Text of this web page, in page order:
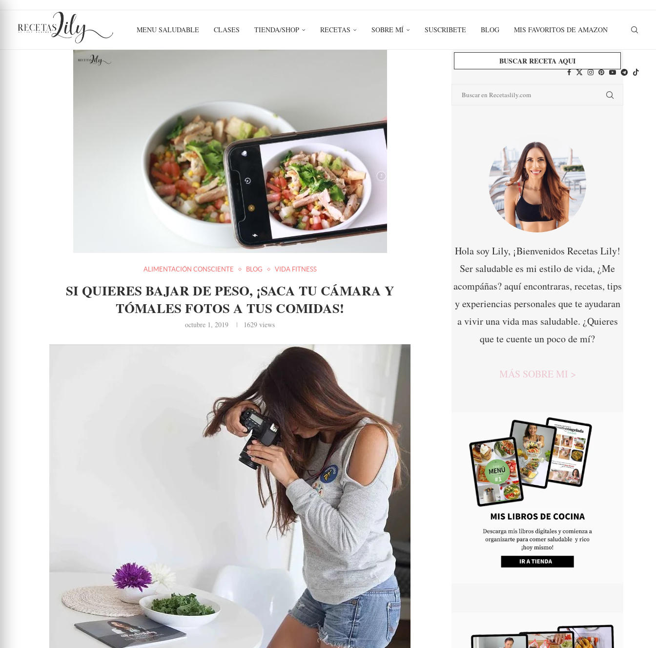
MENU SALUDABLE CLASES TIENDA/SHOP RECETAS SOBRE MÍ SUSCRIBETE BLOG MIS FAVORITOS DE AMAZON
ALIMENTACIÓN CONSCIENTE BLOG VIDA FITNESS
SI QUIERES BAJAR DE PESO, ¡SACA TU CÁMARA Y
TÓMALES FOTOS A TUS COMIDAS!
octubre 1, 2019 1629 views
BUSCAR RECETA AQUI
Hola soy Lily, ¡Bienvenidos Recetas Lily!
Ser saludable es mi estilo de vida, ¿Me
acompáñas? aquí encontraras, recetas, tips
y experiencias personales que te ayudaran
a vivir una vida mas saludable. ¿Quieres
que te cuente un poco de mí?
MÁS SOBRE MI >